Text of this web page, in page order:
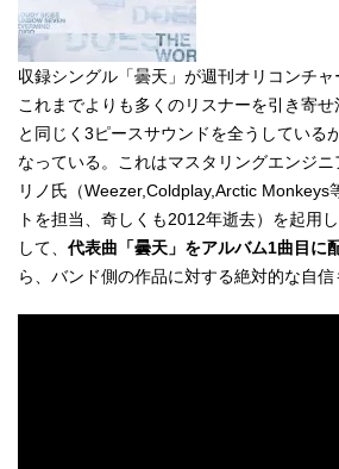
収録シングル「曇天」が週刊オリコンチャ
これまでよりも多くのリスナーを引き寄
と同じく3ピースサウンドを全うしている
なっている。これはマスタリングエンジ
リノ氏（Weezer,Coldplay,Arctic Monkeys
トを担当、奇しくも2012年逝去）を起用
して、 代表曲「曇天」をアルバム1曲目に
ら、バンド側の作品に対する絶対的な自信